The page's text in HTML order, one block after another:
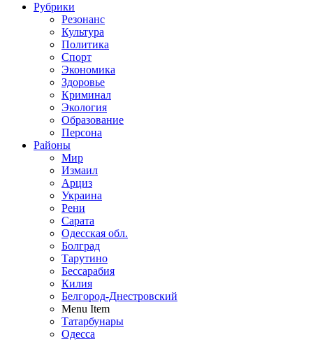
Рубрики
Резонанс
Культура
Политика
Спорт
Экономика
Здоровье
Криминал
Экология
Образование
Персона
Районы
Мир
Измаил
Арциз
Украина
Рени
Сарата
Одесская обл.
Болград
Тарутино
Бессарабия
Килия
Белгород-Днестровский
Menu Item
Татарбунары
Одесса